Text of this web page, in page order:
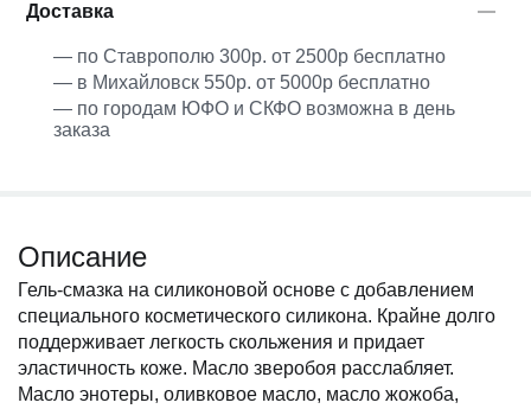
Доставка
— по Ставрополю 300р. от 2500р бесплатно
— в Михайловск 550р. от 5000р бесплатно
— по городам ЮФО и СКФО возможна в день
заказа
Описание
Гель-смазка на силиконовой основе с добавлением
специального косметического силикона. Крайне долго
поддерживает легкость скольжения и придает
эластичность коже. Масло зверобоя расслабляет.
Масло энотеры, оливковое масло, масло жожоба,